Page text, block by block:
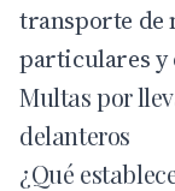
transporte de
particulares y
Multas por
delanteros
¿Qué